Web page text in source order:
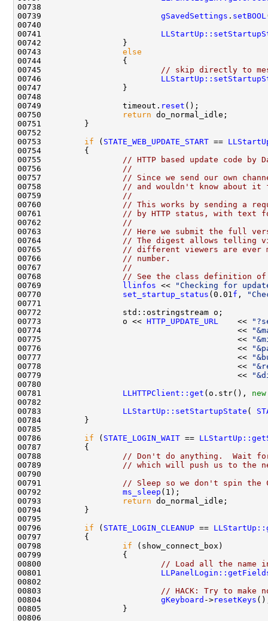
00739 gSavedSettings . setBOOL
00741
00743 else
00745
// skip directly to
00746
00749                 timeout. reset
00750
return
00753 if ( STATE_WEB_UPDATE_START ==
00755
// HTTP based update code by
00756
//
00757
// Since we send our own
00758
// and wouldn't know about it
00759
//
00760
// This works by sending a
00761
// by HTTP status, with text
00762
//
00763
// Here we submit the full
00764
// The digest allows telling
00765
// different viewers are ever
00766
// number.
00767
//
00768
// See the class definition of
00769
llinfos <<
"Checking for
00770 set_startup_status (0.01 f ,
00773                 o << HTTP_UPDATE_URL
    <<
00774                                         <<
00775                                         <<
00776                                         <<
00777                                         <<
00778                                         <<
00779                                         <<
00781 LLHTTPClient::get (o.str(), new
00783 LLStartUp::setStartupState (
00786 if ( STATE_LOGIN_WAIT ==
00788
// Don't do anything.  Wait
00789
// which will push us to the
00791
// Sleep so we don't spin the
00792 ms_sleep
00793
return
00796 if ( STATE_LOGIN_CLEANUP ==
00798 if
00800
// Load all the name
00801
00803
// HACK: Try to make
00804 gKeyboard ->resetKeys